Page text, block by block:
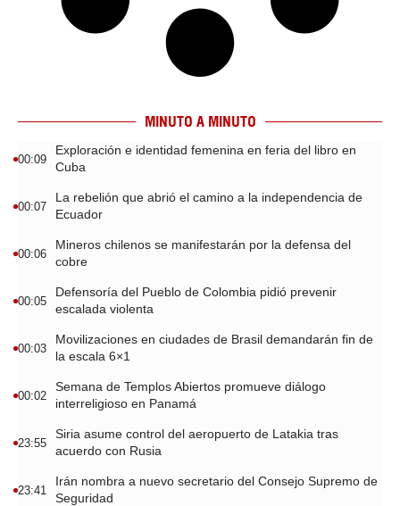
MINUTO A MINUTO
00:09
Exploración e identidad femenina en feria del libro en
Cuba
00:07
La rebelión que abrió el camino a la independencia de
Ecuador
00:06
Mineros chilenos se manifestarán por la defensa del
cobre
00:05
Defensoría del Pueblo de Colombia pidió prevenir
escalada violenta
00:03
Movilizaciones en ciudades de Brasil demandarán fin de
la escala 6×1
00:02
Semana de Templos Abiertos promueve diálogo
interreligioso en Panamá
23:55
Siria asume control del aeropuerto de Latakia tras
acuerdo con Rusia
23:41
Irán nombra a nuevo secretario del Consejo Supremo de
Seguridad